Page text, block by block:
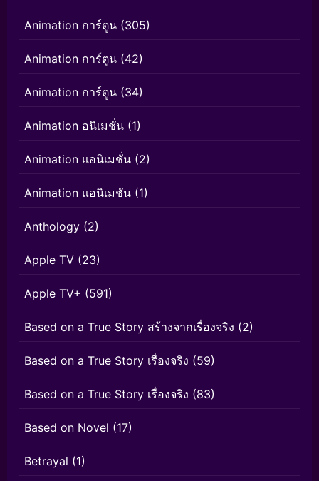
Animation การ์ตูน (305)
Animation การ์ตูน (42)
Animation การ์ตูน (34)
Animation อนิเมชั่น (1)
Animation แอนิเมชั่น (2)
Animation แอนิเมชัน (1)
Anthology (2)
Apple TV (23)
Apple TV+ (591)
Based on a True Story สร้างจากเรื่องจริง (2)
Based on a True Story เรื่องจริง (59)
Based on a True Story เรื่องจริง (83)
Based on Novel (17)
Betrayal (1)